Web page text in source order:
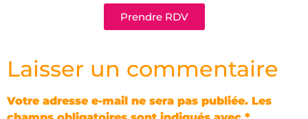
Prendre RDV
Laisser un commentaire
Votre adresse e-mail ne sera pas publiée. Les